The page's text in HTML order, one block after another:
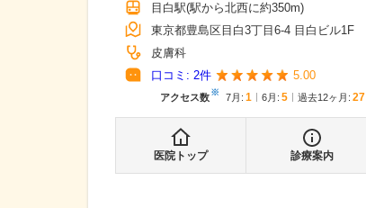
目白駅(駅から北西に約350m)
東京都豊島区目白3丁目6-4 目白ビル1F
皮膚科
口コミ: 2件 5.00
アクセス数※ 7月 : 1 6月 : 5 過去12ヶ月: 27
医院トップ 診療案内